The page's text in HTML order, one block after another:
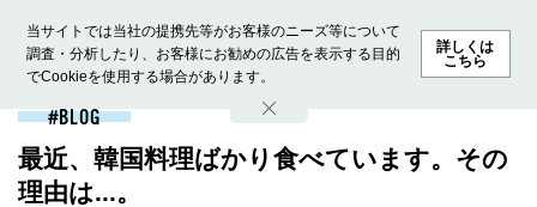
当サイトでは当社の提携先等がお客様のニーズ等について
調査・分析したり、お客様にお勧めの広告を表示する目的
でCookieを使用する場合があります。
詳しくは
こちら
ホーム モデル募集 ランキング ファッション ビューテ
BLOG
最近、韓国料理ばかり食べています。その
理由は...。